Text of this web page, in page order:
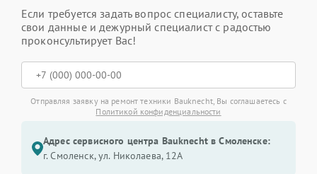
Если требуется задать вопрос специалисту, оставьте
свои данные и дежурный специалист с радостью
проконсультирует Вас!
Отправляя заявку на ремонт техники Bauknecht, Вы соглашаетесь с
Политикой конфиденциальности
Адрес сервисного центра Bauknecht в Смоленске:
г. Смоленск, ул. Николаева, 12А